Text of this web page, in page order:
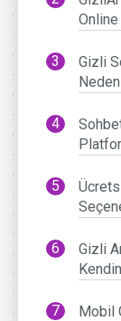
Gizli
Gizli
Mobil